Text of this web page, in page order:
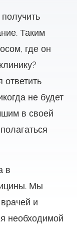
Таким
где он
ответить
не будет
в своей
в
Мы
и
необходимой